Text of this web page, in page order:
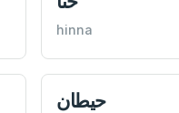
hinna
حيطان